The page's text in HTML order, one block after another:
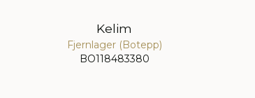
Kelim
Fjernlager (Botepp)
BO118483380